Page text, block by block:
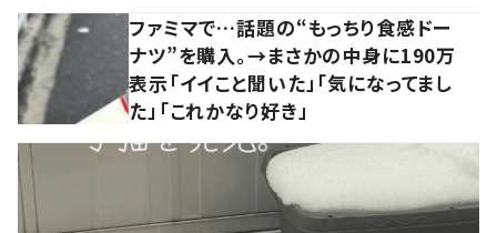
ファミマで…話題の“もっちり食感ドー
ナツ”を購入。→まさかの中身に190万
表示「イイこと聞いた」「気になってまし
た」「これかなり好き」